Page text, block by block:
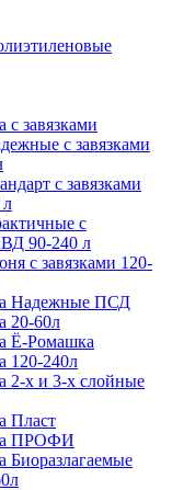
завязками
с завязками
с завязками
с
90-240 л
с завязками 120-
Надежные ПСД
20-60л
Ё-Ромашка
120-240л
2-х и 3-х слойные
Пласт
ПРОФИ